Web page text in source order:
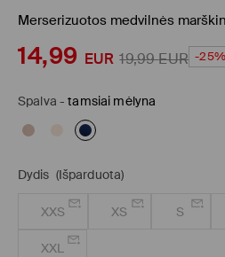
Merserizuotos medvilnės
14,99 EUR 19,99EUR -25%
Spalva -tamsiai mėlyna
Dydis (Išparduota)
XXS XS S
XXL